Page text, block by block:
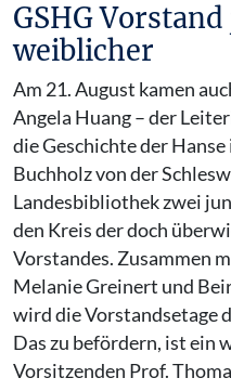
GSHG
weiblicher
Am 21. August kamen
Angela Huang – der
die Geschichte der
Buchholz von der
Landesbibliothek zwei
den Kreis der doch
Vorstandes. Zusammen
Melanie Greinert und
wird die Vorstandsetage
Das zu befördern, ist ein
Vorsitzenden Prof.